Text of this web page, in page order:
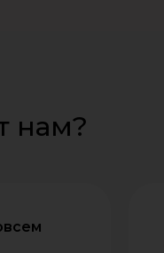
нам?